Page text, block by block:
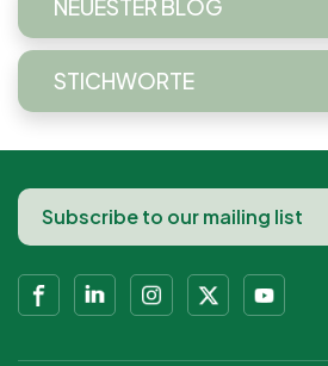
NEUESTER BLOG
STICHWORTE